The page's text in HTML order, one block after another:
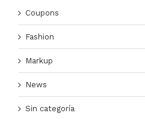
Coupons
Fashion
Markup
News
Sin categoría